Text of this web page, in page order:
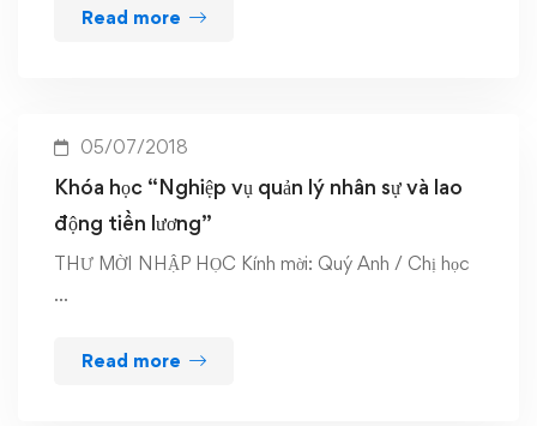
Read more
05/07/2018
Khóa học “Nghiệp vụ quản lý nhân sự và lao
động tiền lương”
THƯ MỜI NHẬP HỌC Kính mời: Quý Anh / Chị học
…
Read more